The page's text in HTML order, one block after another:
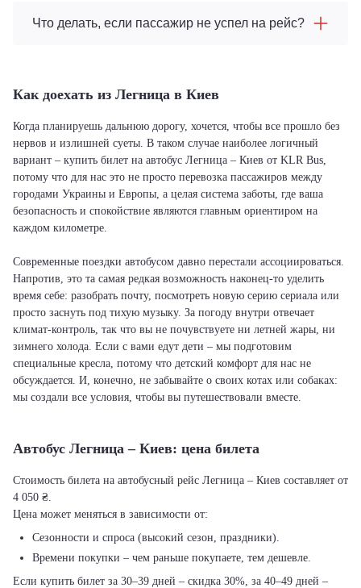
Что делать, если пассажир не успел на рейс?
Как доехать из Легница в Киев
Когда планируешь дальнюю дорогу, хочется, чтобы все прошло без
нервов и излишней суеты. В таком случае наиболее логичный
вариант – купить билет на автобус Легница – Киев от KLR Bus,
потому что для нас это не просто перевозка пассажиров между
городами Украины и Европы, а целая система заботы, где ваша
безопасность и спокойствие являются главным ориентиром на
каждом километре.
Современные поездки автобусом давно перестали ассоциироваться.
Напротив, это та самая редкая возможность наконец-то уделить
время себе: разобрать почту, посмотреть новую серию сериала или
просто заснуть под тихую музыку. За погоду внутри отвечает
климат-контроль, так что вы не почувствуете ни летней жары, ни
зимнего холода. Если с вами едут дети – мы подготовим
специальные кресла, потому что детский комфорт для нас не
обсуждается. И, конечно, не забывайте о своих котах или собаках:
мы создали все условия, чтобы вы путешествовали вместе.
Автобус Легница – Киев: цена билета
Стоимость билета на автобусный рейс Легница – Киев составляет от
4 050 ₴.
Цена может меняться в зависимости от:
Сезонности и спроса (высокий сезон, праздники).
Времени покупки – чем раньше покупаете, тем дешевле.
Если купить билет за 30–39 дней – скидка 30%, за 40–49 дней –